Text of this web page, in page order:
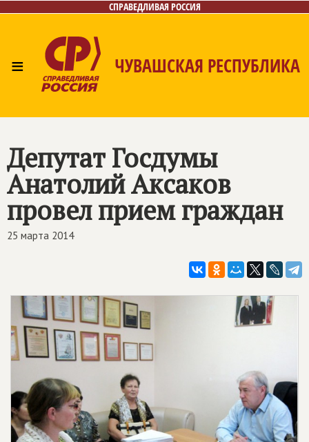
СПРАВЕДЛИВАЯ РОССИЯ
≡ ЧУВАШСКАЯ РЕСПУБЛИКА
Депутат Госдумы
Анатолий Аксаков
провел прием граждан
25 марта 2014